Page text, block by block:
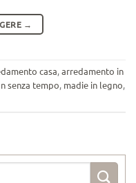
→
casa,arredamento in
senza tempo, madie in legno,